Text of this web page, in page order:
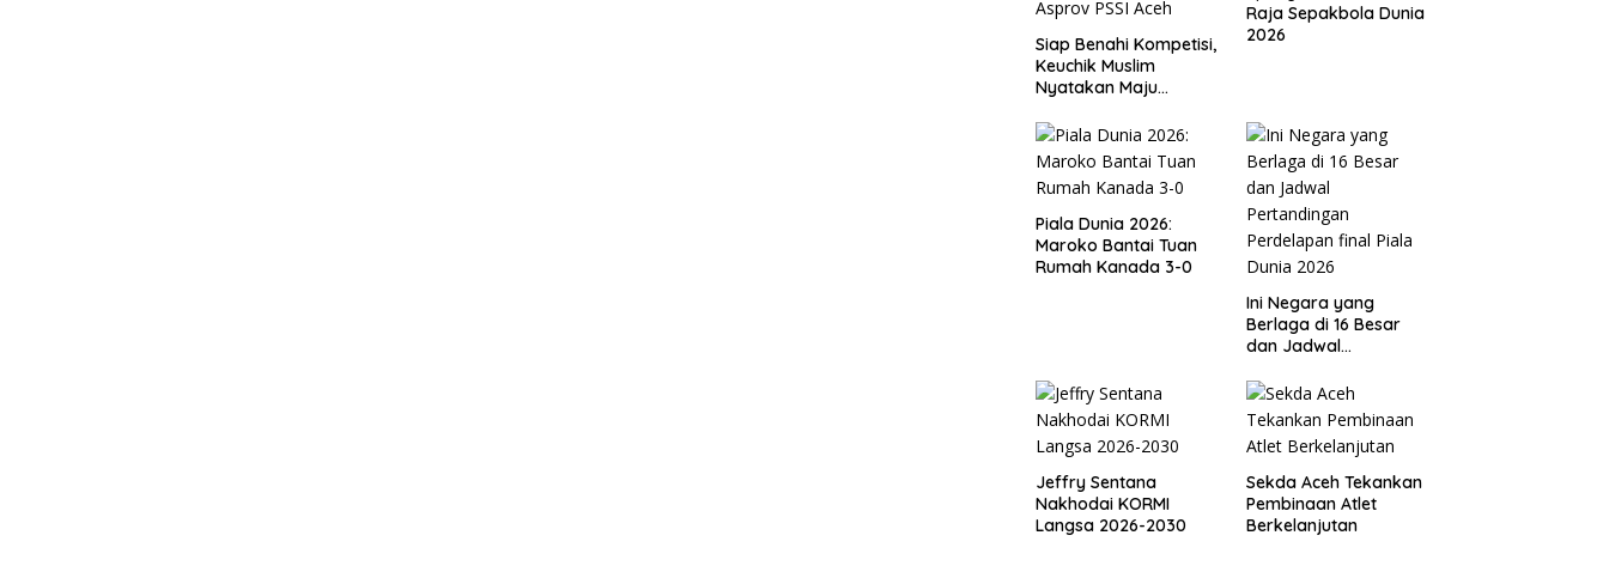
Siap Benahi Kompetisi,
Keuchik Muslim
Nyatakan Maju
Asprov PSSI Aceh
Raja Sepakbola Dunia
2026
Piala Dunia 2026:
Maroko Bantai Tuan
Rumah Kanada 3-0
Ini Negara yang
Berlaga di 16 Besar
dan Jadwal
Perdelapan final Piala
Dunia 2026
Jeffry Sentana
Nakhodai KORMI
Langsa 2026-2030
Sekda Aceh Tekankan
Pembinaan Atlet
Berkelanjutan